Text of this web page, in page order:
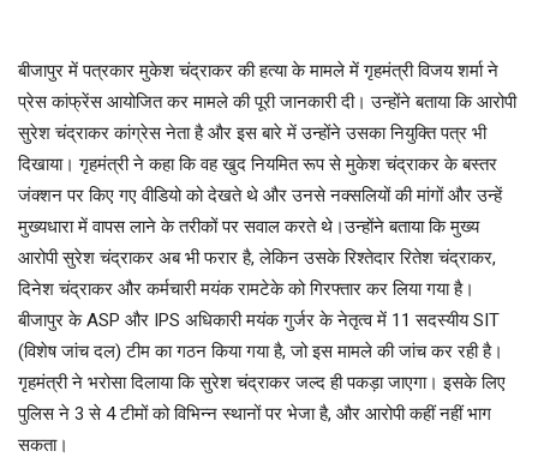
बीजापुर में पत्रकार मुकेश चंद्राकर की हत्या के मामले में गृहमंत्री विजय शर्मा ने
प्रेस कांफ्रेंस आयोजित कर मामले की पूरी जानकारी दी। उन्होंने बताया कि आरोपी
सुरेश चंद्राकर कांग्रेस नेता है और इस बारे में उन्होंने उसका नियुक्ति पत्र भी
दिखाया। गृहमंत्री ने कहा कि वह खुद नियमित रूप से मुकेश चंद्राकर के बस्तर
जंक्शन पर किए गए वीडियो को देखते थे और उनसे नक्सलियों की मांगों और उन्हें
मुख्यधारा में वापस लाने के तरीकों पर सवाल करते थे।उन्होंने बताया कि मुख्य
आरोपी सुरेश चंद्राकर अब भी फरार है, लेकिन उसके रिश्तेदार रितेश चंद्राकर,
दिनेश चंद्राकर और कर्मचारी मयंक रामटेके को गिरफ्तार कर लिया गया है।
बीजापुर के ASP और IPS अधिकारी मयंक गुर्जर के नेतृत्व में 11 सदस्यीय SIT
(विशेष जांच दल) टीम का गठन किया गया है, जो इस मामले की जांच कर रही है।
गृहमंत्री ने भरोसा दिलाया कि सुरेश चंद्राकर जल्द ही पकड़ा जाएगा। इसके लिए
पुलिस ने 3 से 4 टीमों को विभिन्न स्थानों पर भेजा है, और आरोपी कहीं नहीं भाग
सकता।